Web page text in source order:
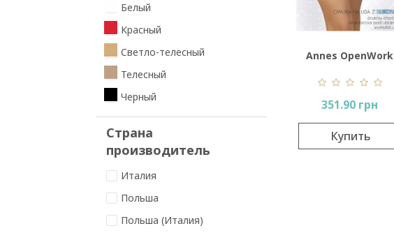
Белый
Красный
Светло-телесный
Телесный
Черный
Страна
производитель
Италия
Польша
Польша (Италия)
Annes OpenWork
Thigh Band
351.90 грн
Купить